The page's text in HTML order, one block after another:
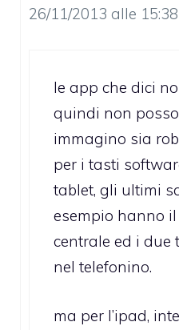
26/11/2013 alle 15:38
le app che dici
quindi non
immagino sia
per i tasti
tablet, gli ultimi
esempio hanno
centrale ed i due
nel telefonino.
ma per l’ipad,